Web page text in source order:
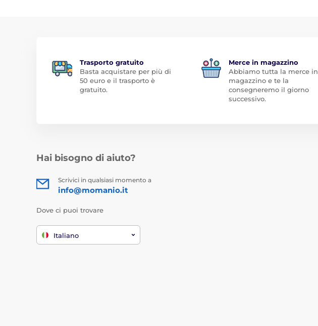
Trasporto gratuito
Basta acquistare per più di
50 euro e il trasporto è
gratuito.
Merce in magazzino
Abbiamo tutta la merce in
magazzino e te la
consegneremo il giorno
successivo.
Hai bisogno di aiuto?
Scrivici in qualsiasi momento a
info@momanio.it
Dove ci puoi trovare
Italiano